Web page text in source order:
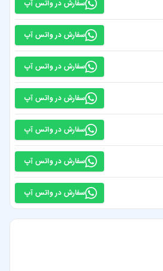
سفارش در واتس آپ
سفارش در واتس آپ
سفارش در واتس آپ
سفارش در واتس آپ
سفارش در واتس آپ
سفارش در واتس آپ
سفارش در واتس آپ